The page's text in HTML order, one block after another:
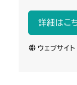
詳細はこ
ウェブサイト